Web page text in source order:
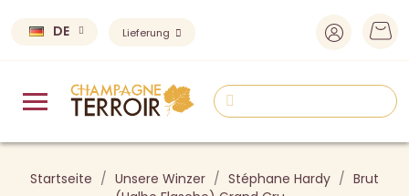
DE Lieferung
Startseite Unsere Winzer Stéphane Hardy
Brut